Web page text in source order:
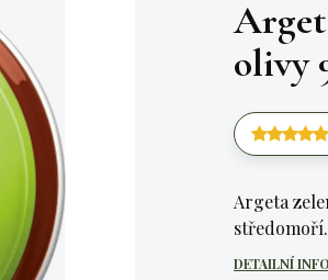
olivy
Argeta
DETAILNÍ